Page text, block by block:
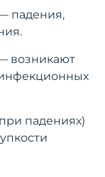
падения,
возникают
падениях)